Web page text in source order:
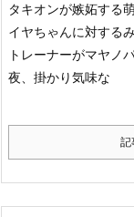
タキオンが嫉妬する
イヤちゃんに対する
トレーナーがマヤノ
夜、掛かり気味な
記